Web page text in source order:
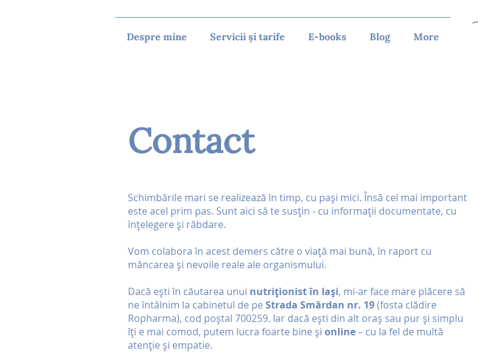
Despre mine Servicii și tarife E-books Blog More
Contact
Schimbările mari se realizează în timp, cu pași mici. Însă cel mai important
este acel prim pas. Sunt aici să te susțin - cu informații documentate, cu
înțelegere și răbdare.
Vom colabora în acest demers către o viață mai bună, în raport cu
mâncarea și nevoile reale ale organismului.
Dacă ești în căutarea unui nutriționist în Iași, mi-ar face mare plăcere să
ne întâlnim la cabinetul de pe Strada Smârdan nr. 19(fosta clădire
Ropharma), cod poștal 700259. Iar dacă ești din alt oraș sau pur și simplu
îți e mai comod, putem lucra foarte bine și online– cu la fel de multă
atenție și empatie.